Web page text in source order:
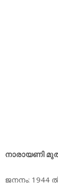
നാരായണി
ജനനം: 1944